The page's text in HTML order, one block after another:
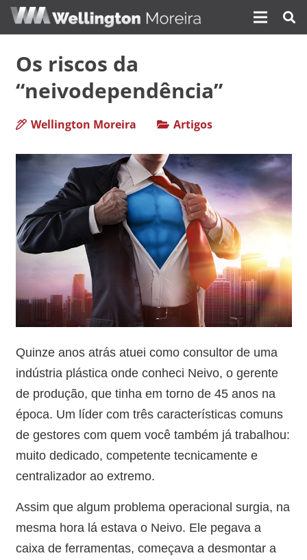
Os riscos da
“neivodependência”
Wellington Moreira Artigos
Quinze anos atrás atuei como consultor de uma
indústria plástica onde conheci Neivo, o gerente
de produção, que tinha em torno de 45 anos na
época. Um líder com três características comuns
de gestores com quem você também já trabalhou:
muito dedicado, competente tecnicamente e
centralizador ao extremo.
Assim que algum problema operacional surgia, na
mesma hora lá estava o Neivo. Ele pegava a
caixa de ferramentas, começava a desmontar a